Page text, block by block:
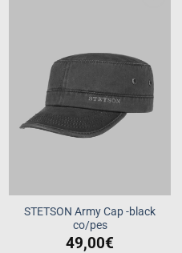
STETSON Army Cap -black
co/pes
49,00€